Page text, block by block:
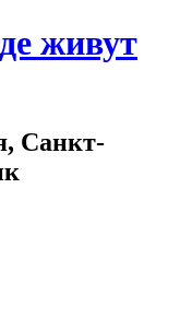
живут
Санкт-